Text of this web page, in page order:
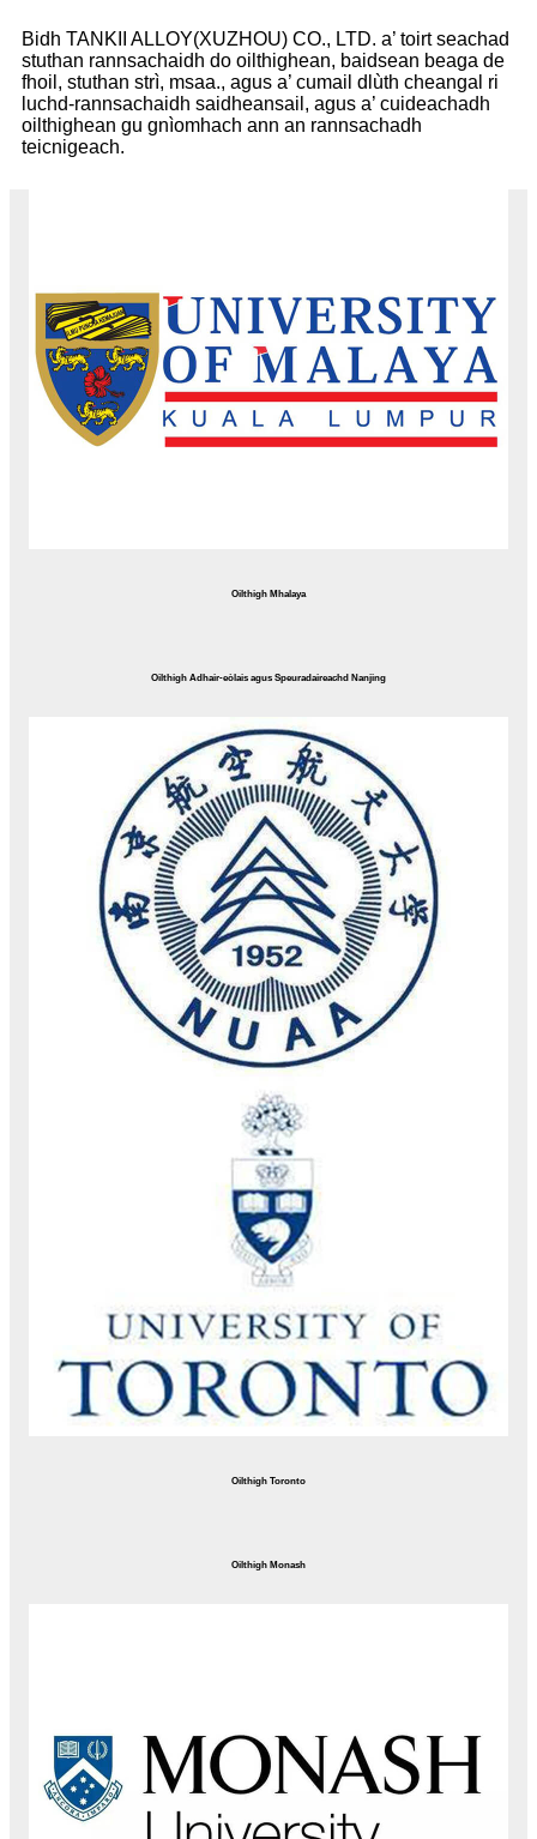
Bidh TANKII ALLOY(XUZHOU) CO., LTD. a’ toirt seachad
stuthan rannsachaidh do oilthighean, baidsean beaga de
fhoil, stuthan strì, msaa., agus a’ cumail dlùth cheangal ri
luchd-rannsachaidh saidheansail, agus a’ cuideachadh
oilthighean gu gnìomhach ann an rannsachadh
teicnigeach.
Oilthigh Mhalaya
Oilthigh Adhair-eòlais agus Speuradaireachd Nanjing
Oilthigh Toronto
Oilthigh Monash